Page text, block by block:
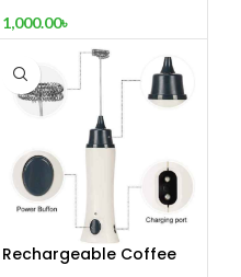
1,000.00৳
Rechargeable Coffee